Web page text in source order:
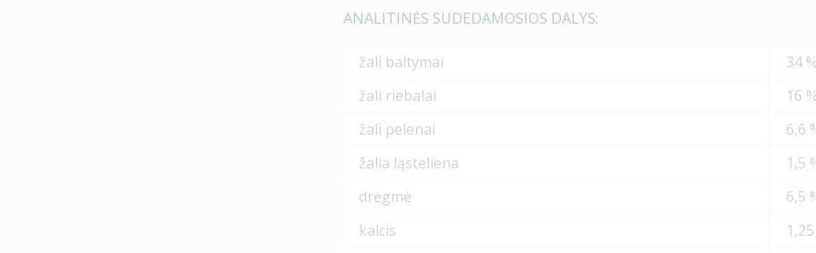
ANALITINĖS SUDEDAMOSIOS DALYS:
žali baltymai
34 %
žali riebalai
16 %
žali pelenai
6,6
žalia ląsteliena
1,5
drėgmė
6,5
kalcis